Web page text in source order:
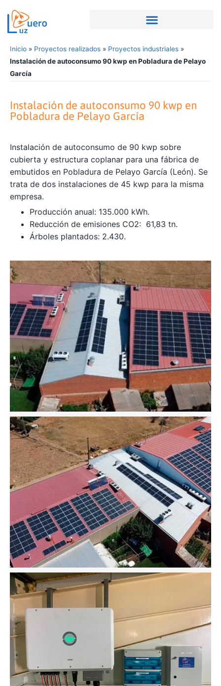
Inicio » Proyectos realizados » Proyectos industriales »
Instalación de autoconsumo 90 kwp en Pobladura de Pelayo
García
Instalación de autoconsumo 90 kwp en
Pobladura de Pelayo García
Instalación de autoconsumo de 90 kwp sobre
cubierta y estructura coplanar para una fábrica de
embutidos en Pobladura de Pelayo García (León). Se
trata de dos instalaciones de 45 kwp para la misma
empresa.
Producción anual: 135.000 kWh.
Reducción de emisiones CO2: 61,83 tn.
Árboles plantados: 2.430.